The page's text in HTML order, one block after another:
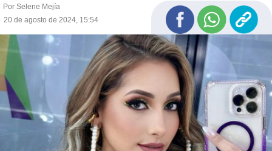
Por Selene Mejía
20 de agosto de 2024, 15:54